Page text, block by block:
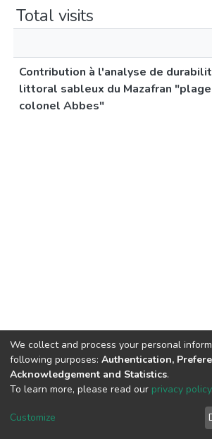
Total visits
Contribution à l'analyse de
littoral sableux du Mazafran "plage
colonel Abbes"
© 2025 ENSSMAL – Tous droits
Dépôt numérique :
We collect and process your personal
following purposes: Authentication,
Acknowledgement and Statistics.
To learn more, please read our privacy policy.
Customize